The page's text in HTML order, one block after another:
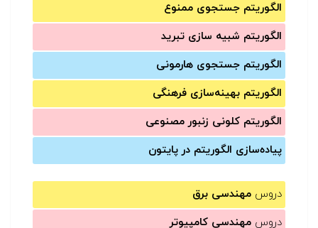
الگوریتم جستجوی ممنوع
الگوریتم شبیه سازی تبرید
الگوریتم جستجوی هارمونی
الگوریتم بهینه‌سازی فرهنگی
الگوریتم کلونی زنبور مصنوعی
پیاده‌سازی الگوریتم در پایتون
دروس مهندسی برق
دروس مهندسی کامپیوتر